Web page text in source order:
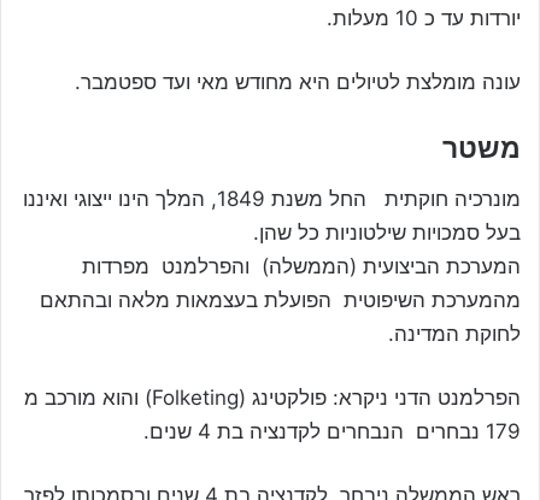
יורדות עד כ 10 מעלות.
עונה מומלצת לטיולים היא מחודש מאי ועד ספטמבר.
משטר
מונרכיה חוקתית החל משנת 1849, המלך הינו ייצוגי ואיננו
בעל סמכויות שילטוניות כל שהן.
המערכת הביצועית (הממשלה) והפרלמנט מפרדות
מהמערכת השיפוטית הפועלת בעצמאות מלאה ובהתאם
לחוקת המדינה.
הפרלמנט הדני ניקרא: פולקטינג (Folketing) והוא מורכב מ
179 נבחרים הנבחרים לקדנציה בת 4 שנים.
ראש הממשלה ניבחר לקדנציה בת 4 שנים ובסמכותו לפזר